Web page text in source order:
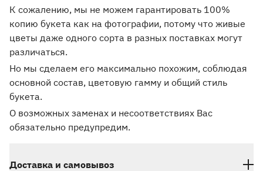
К сожалению, мы не можем гарантировать 100%
копию букета как на фотографии, потому что живые
цветы даже одного сорта в разных поставках могут
различаться.
Но мы сделаем его максимально похожим, соблюдая
основной состав, цветовую гамму и общий стиль
букета.
О возможных заменах и несоответствиях Вас
обязательно предупредим.
Доставка и самовывоз